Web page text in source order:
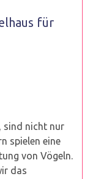
für
sind nicht nur
spielen eine
von Vögeln.
das